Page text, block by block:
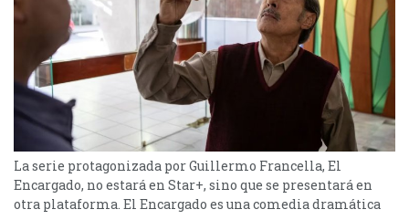
La serie protagonizada por Guillermo Francella, El
Encargado, no estará en Star+, sino que se presentará en
otra plataforma. El Encargado es una comedia dramática